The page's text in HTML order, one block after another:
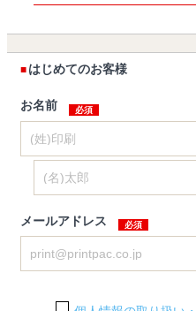
はじめてのお客様
お名前
メールアドレス